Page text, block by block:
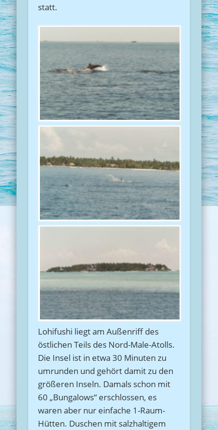
statt.
Lohifushi liegt am Außenriff des
östlichen Teils des Nord-Male-Atolls.
Die Insel ist in etwa 30 Minuten zu
umrunden und gehört damit zu den
größeren Inseln. Damals schon mit
60 „Bungalows“ erschlossen, es
waren aber nur einfache 1-Raum-
Hütten. Duschen mit salzhaltigem